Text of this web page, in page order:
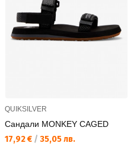
QUIKSILVER
Сандали MONKEY CAGED
Текуща цена:
17,92 € / 35,05 лв.